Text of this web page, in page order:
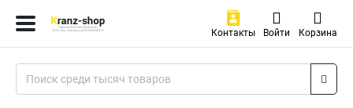
Контакты Войти Корзина